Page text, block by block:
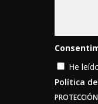
He
Política